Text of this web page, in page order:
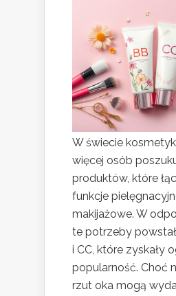
W świecie
więcej osób
produktów, które
funkcje
makijażowe. W
te potrzeby
i CC, które zyskały
popularność. Choć
rzut oka mogą